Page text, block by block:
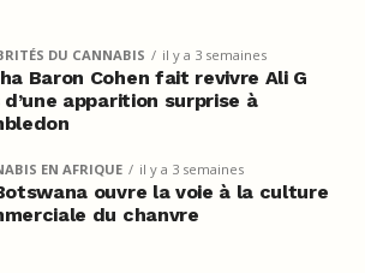
DU CANNABIS il y a 3 semaines
Baron Cohen fait revivre Ali G
d’une apparition surprise à
EN AFRIQUE il y a 3 semaines
ouvre la voie à la culture
du chanvre